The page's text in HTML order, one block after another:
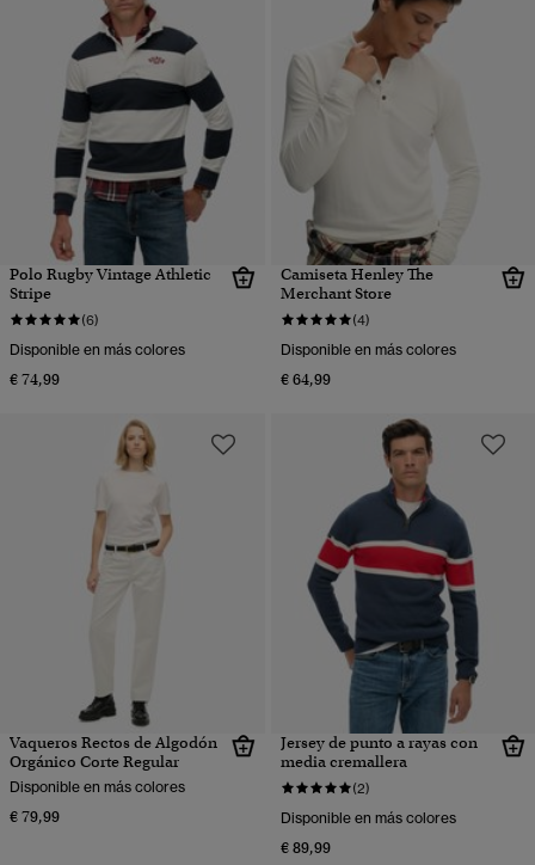
Polo Rugby Vintage Athletic
Stripe
(6)
Disponible en más colores
€ 74,99
Camiseta Henley The
Merchant Store
(4)
Disponible en más colores
€ 64,99
Vaqueros Rectos de Algodón
Orgánico Corte Regular
Disponible en más colores
€ 79,99
Jersey de punto a rayas con
media cremallera
(2)
Disponible en más colores
€ 89,99